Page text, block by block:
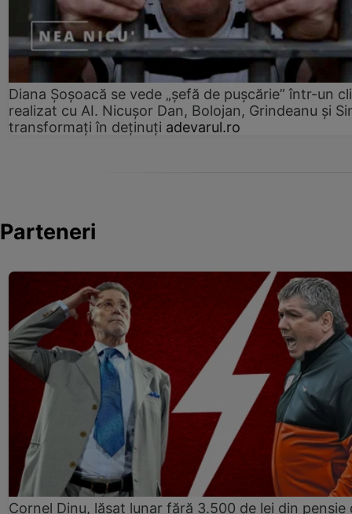
Diana Șoșoacă se vede „șefă de pușcărie” într-un
realizat cu AI. Nicușor Dan, Bolojan, Grindeanu și
transformați în deținuți adevarul.ro
Parteneri
Cornel Dinu, lăsat lunar fără 3.500 de lei din pensie